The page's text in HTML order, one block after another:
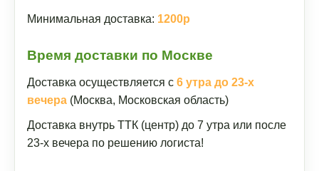
Минимальная доставка: 1200р
Время доставки по Москве
Доставка осуществляется с 6 утра до 23-х
вечера (Москва, Московская область)
Доставка внутрь ТТК (центр) до 7 утра или после
23-х вечера по решению логиста!